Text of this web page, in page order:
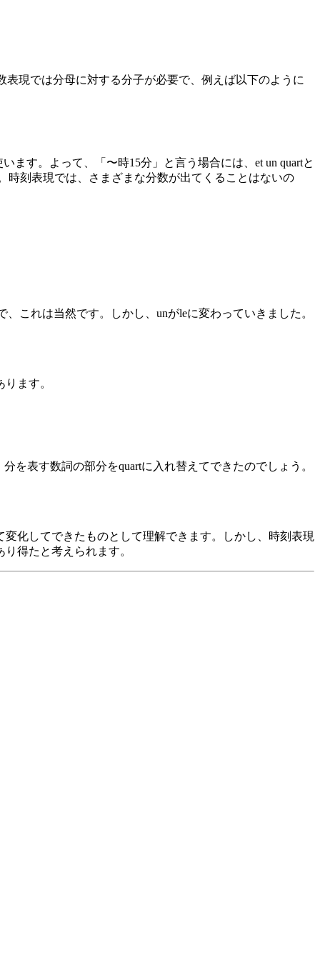
現では分母に対する分子が必要で、例えば以下のように
ます。よって、「〜時15分」と言う場合には、et un quartと
時刻表現では、さまざまな分数が出てくることはないの
これは当然です。しかし、unがleに変わっていきました。
ます。
を表す数詞の部分をquartに入れ替えてできたのでしょう。
化してできたものとして理解できます。しかし、時刻表現
得たと考えられます。